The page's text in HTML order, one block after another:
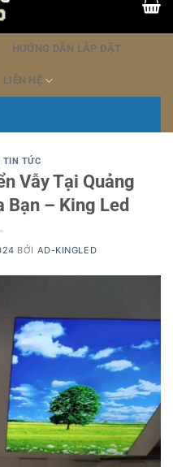
HƯỚNG DẪN LẮP ĐẶT
LIÊN HỆ
TIN TỨC
Vẫy Tại Quảng
Bạn – King Led
BỞI AD-KINGLED